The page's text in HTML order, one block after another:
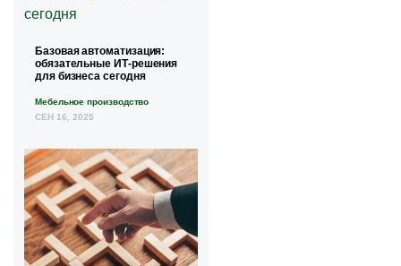
Базовая автоматизация:
обязательные ИТ-решения
для бизнеса сегодня
Мебельное производство
СЕН 16, 2025